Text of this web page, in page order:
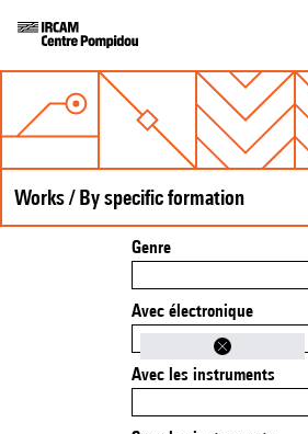
Works / By specific formation
Genre
Avec électronique
Avec les instruments